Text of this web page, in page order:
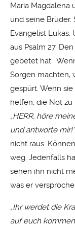
Maria Magdalena
und seine Brüder.
Evangelist
aus Psalm 27.
gebetet hat.
Sorgen machten,
gespürt. Wenn
helfen, die Not zu
„HERR, höre
und antworte
nicht raus.
weg. Jedenfalls
sehen ihn nicht
was er
„Ihr werdet die
auf euch